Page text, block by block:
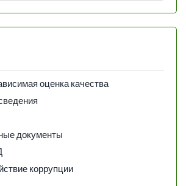
оценка качества
документы
коррупции